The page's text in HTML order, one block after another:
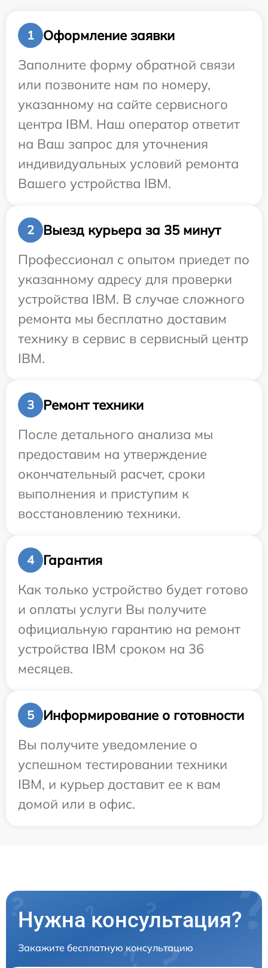
1
Оформление заявки
Заполните форму обратной связи
или позвоните нам по номеру,
указанному на сайте сервисного
центра IBM. Наш оператор ответит
на Ваш запрос для уточнения
индивидуальных условий ремонта
Вашего устройства IBM.
2
Выезд курьера за 35 минут
Профессионал с опытом приедет по
указанному адресу для проверки
устройства IBM. В случае сложного
ремонта мы бесплатно доставим
технику в сервис в сервисный центр
IBM.
3
Ремонт техники
После детального анализа мы
предоставим на утверждение
окончательный расчет, сроки
выполнения и приступим к
восстановлению техники.
4
Гарантия
Как только устройство будет готово
и оплаты услуги Вы получите
официальную гарантию на ремонт
устройства IBM сроком на 36
месяцев.
5
Информирование о готовности
Вы получите уведомление о
успешном тестировании техники
IBM, и курьер доставит ее к вам
домой или в офис.
Нужна консультация?
Закажите бесплатную консультацию